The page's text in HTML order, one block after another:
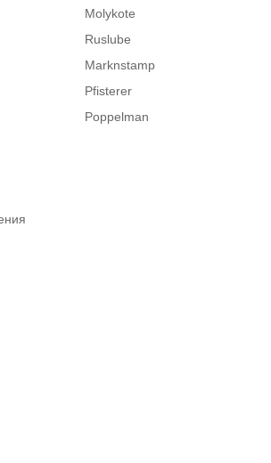
Molykote
Ruslube
Marknstamp
Pfisterer
Poppelman